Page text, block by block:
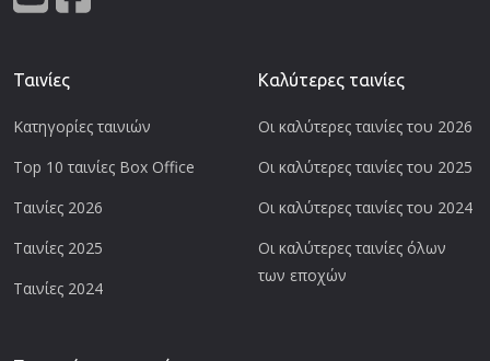
Ταινίες
Κατηγορίες ταινιών
Top 10 ταινίες Box Office
Ταινίες 2026
Ταινίες 2025
Ταινίες 2024
Καλύτερες ταινίες
Οι καλύτερες ταινίες του 2026
Οι καλύτερες ταινίες του 2025
Οι καλύτερες ταινίες του 2024
Οι καλύτερες ταινίες όλων
των εποχών